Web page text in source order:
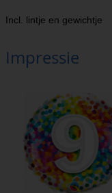
Incl. lintje en gewichtje
Impressie